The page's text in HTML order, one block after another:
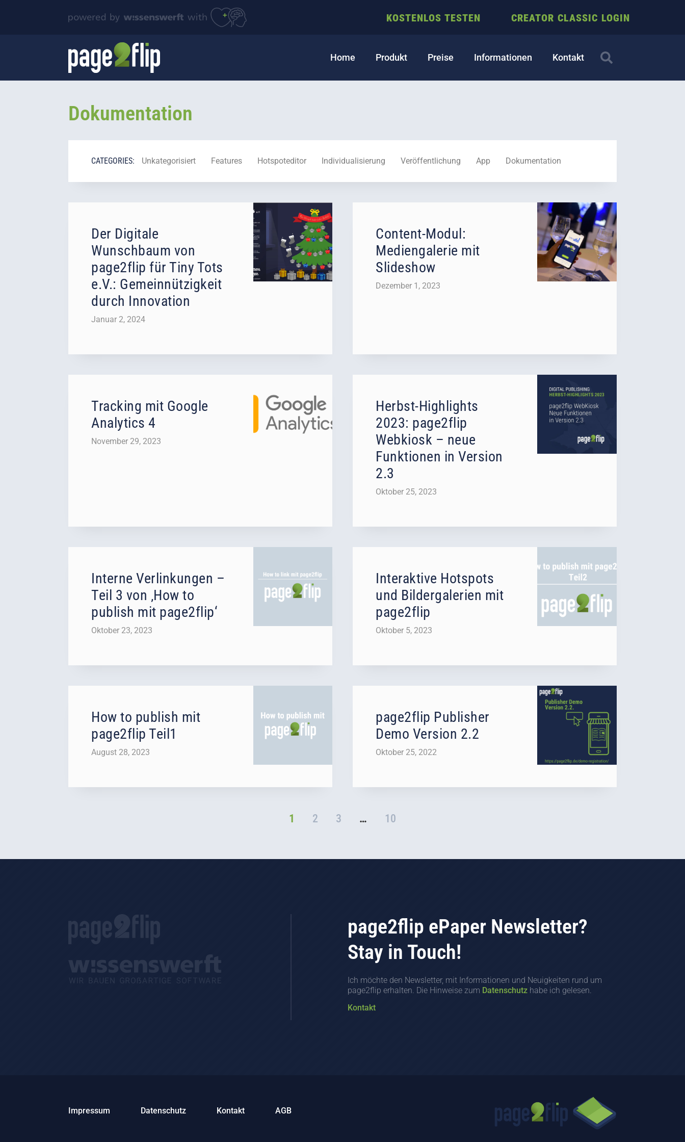
KOSTENLOS TESTEN CREATOR CLASSIC LOGIN
Home Produkt Preise Informationen Kontakt
Dokumentation
CATEGORIES: Unkategorisiert Features Hotspoteditor Individualisierung Veröffentlichung App Dokumentation
Der Digitale
Wunschbaum von
page2flip für Tiny Tots
e.V.: Gemeinnützigkeit
durch Innovation
Januar 2, 2024
Content-Modul:
Mediengalerie mit
Slideshow
Dezember 1, 2023
Tracking mit Google
Analytics 4
November 29, 2023
Herbst-Highlights
2023: page2flip
Webkiosk – neue
Funktionen in Version
2.3
Oktober 25, 2023
Interne Verlinkungen –
Teil 3 von ‚How to
publish mit page2flip‘
Oktober 23, 2023
Interaktive Hotspots
und Bildergalerien mit
page2flip
Oktober 5, 2023
How to publish mit
page2flip Teil1
August 28, 2023
page2flip Publisher
Demo Version 2.2
Oktober 25, 2022
1 2 3 … 10
page2flip ePaper Newsletter?
Stay in Touch!
Ich möchte den Newsletter, mit Informationen und Neuigkeiten rund um
page2flip erhalten. Die Hinweise zum Datenschutz habe ich gelesen.
Kontakt
Impressum Datenschutz Kontakt AGB